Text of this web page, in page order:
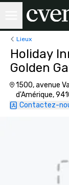
Lieux
Holiday
Golden
1500, avenue
d'Amérique,
Contactez-